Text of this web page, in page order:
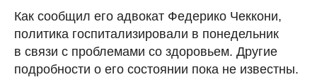
Как сообщил его адвокат Федерико Чеккони,
политика госпитализировали в понедельник
в связи с проблемами со здоровьем. Другие
подробности о его состоянии пока не известны.